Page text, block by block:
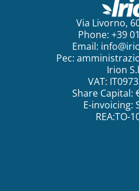
Via Livorno,
Phone: +39
Email:
Pec:
Irion
VAT:
Share Capital:
E-invoicing:
REA:TO-